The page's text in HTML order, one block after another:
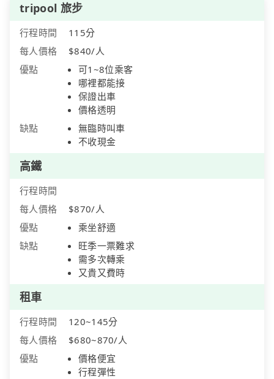
tripool 旅步
行程時間
115分
每人價格
$840/人
優點
可1~8位乘客
哪裡都能接
保證出車
價格透明
缺點
無臨時叫車
不收現金
高鐵
行程時間
每人價格
$870/人
優點
乘坐舒適
缺點
旺季一票難求
需多次轉乘
又貴又費時
租車
行程時間
120~145分
每人價格
$680~870/人
優點
價格便宜
行程彈性